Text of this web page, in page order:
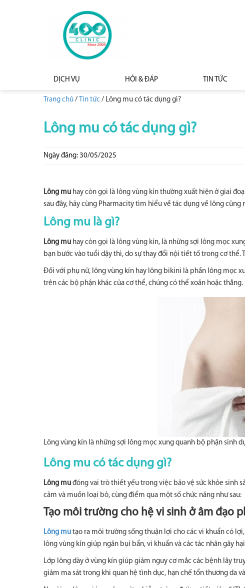
DỊCH VỤ HỎI & ĐÁP TIN TỨC
Trang chủ / Tin tức / Lông mu có tác dụng gì?
Lông mu có tác dụng gì?
Ngày đăng: 30/05/2025
Lông mu hay còn gọi là lông vùng kín thường xuất hiện ở giai
sau đây, hãy cùng Pharmacity tìm hiểu về tác dụng về lông cũng
Lông mu là gì?
Lông mu hay còn gọi là lông vùng kín, là những sợi lông mọc
bạn bước vào tuổi dậy thì, do sự thay đổi nội tiết tố trong cơ
Đối với phụ nữ, lông vùng kín hay lông bikini là phần lông mọc
trên các bộ phận khác của cơ thể, chúng có thể xoăn hoặc thẳng.
Lông vùng kín là những sợi lông mọc xung quanh bộ phận sinh
Lông mu có tác dụng gì?
Lông mu đóng vai trò thiết yếu trong việc bảo vệ sức khỏe sinh
cảm và muốn loại bỏ, cùng điểm qua một số chức năng như sau:
Tạo môi trường cho hệ vi sinh ở âm đạo
Lông mu tạo ra môi trường sống thuận lợi cho các vi khuẩn có
lông vùng kín giúp ngăn bụi bẩn, vi khuẩn và các tác nhân gây
Lớp lông dày ở vùng kín giúp giảm nguy cơ mắc các bệnh lây
giảm ma sát trong khi quan hệ tình dục, hạn chế tổn thương da